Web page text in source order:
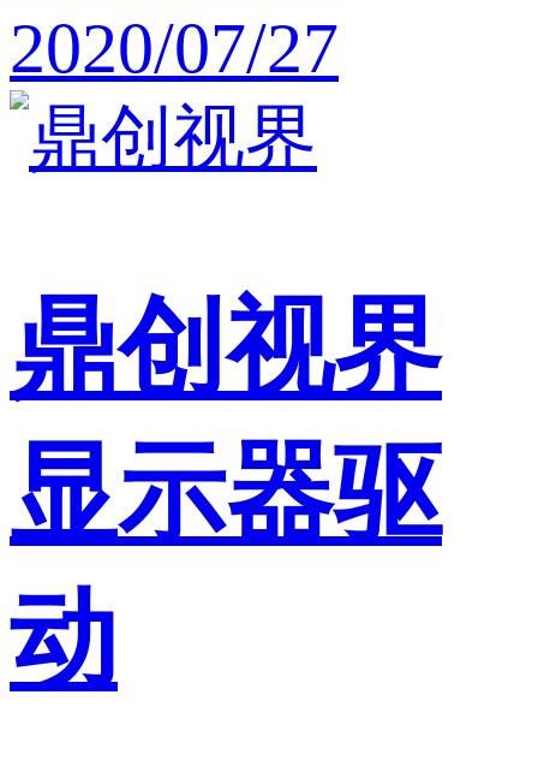
2020/07/27
鼎创视界
显示器驱
动